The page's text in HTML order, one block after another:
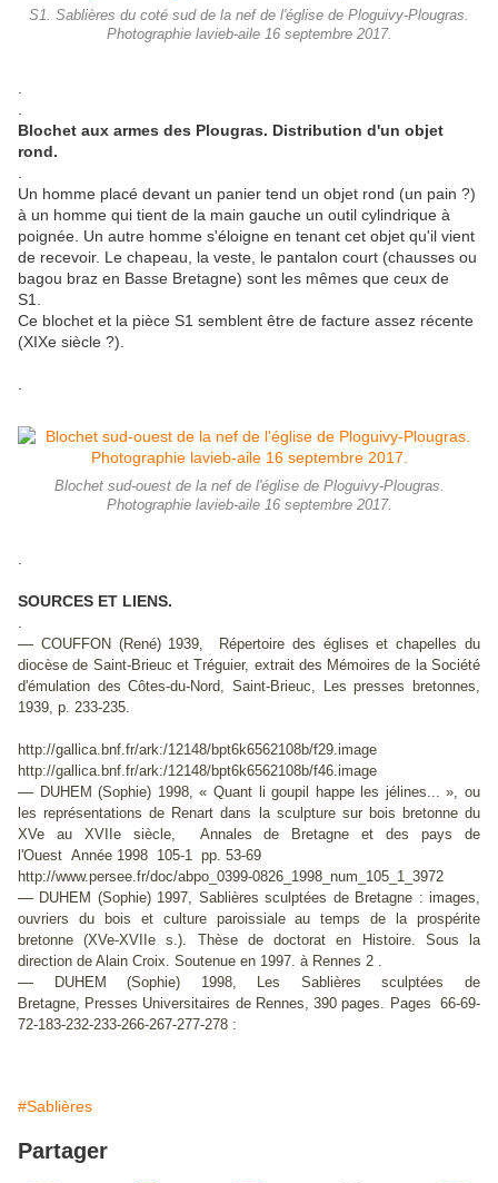
S1. Sablières du coté sud de la nef de l'église de Ploguivy-Plougras.
Photographie lavieb-aile 16 septembre 2017.
Blochet aux armes des Plougras. Distribution d'un objet
rond.
Un homme placé devant un panier tend un objet rond (un pain ?)
à un homme qui tient de la main gauche un outil cylindrique à
poignée. Un autre homme s'éloigne en tenant cet objet qu'il vient
de recevoir. Le chapeau, la veste, le pantalon court (chausses ou
bagou braz en Basse Bretagne) sont les mêmes que ceux de
S1.
Ce blochet et la pièce S1 semblent être de facture assez récente
(XIXe siècle ?).
Blochet sud-ouest de la nef de l'église de Ploguivy-Plougras.
Photographie lavieb-aile 16 septembre 2017.
SOURCES ET LIENS.
— COUFFON (René) 1939, Répertoire des églises et chapelles du
diocèse de Saint-Brieuc et Tréguier, extrait des Mémoires de la Société
d'émulation des Côtes-du-Nord, Saint-Brieuc, Les presses bretonnes,
1939, p. 233-235.
http://gallica.bnf.fr/ark:/12148/bpt6k6562108b/f29.image
http://gallica.bnf.fr/ark:/12148/bpt6k6562108b/f46.image
— DUHEM (Sophie) 1998, « Quant li goupil happe les jélines... », ou
les représentations de Renart dans la sculpture sur bois bretonne du
XVe au XVIIe siècle, Annales de Bretagne et des pays de
l'Ouest Année 1998 105-1 pp. 53-69
http://www.persee.fr/doc/abpo_0399-0826_1998_num_105_1_3972
— DUHEM (Sophie) 1997, Sablières sculptées de Bretagne : images,
ouvriers du bois et culture paroissiale au temps de la prospérite
bretonne (XVe-XVIIe s.). Thèse de doctorat en Histoire. Sous la
direction de Alain Croix. Soutenue en 1997. à Rennes 2 .
— DUHEM (Sophie) 1998, Les Sablières sculptées de
Bretagne, Presses Universitaires de Rennes, 390 pages. Pages 66-69-
72-183-232-233-266-267-277-278 :
#Sablières
Partager